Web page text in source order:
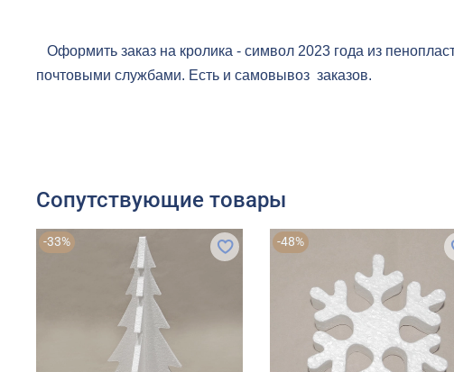
Оформить заказ на кролика - символ 2023 года из
почтовыми службами. Есть и самовывоз заказов.
Сопутствующие товары
-33% -48%